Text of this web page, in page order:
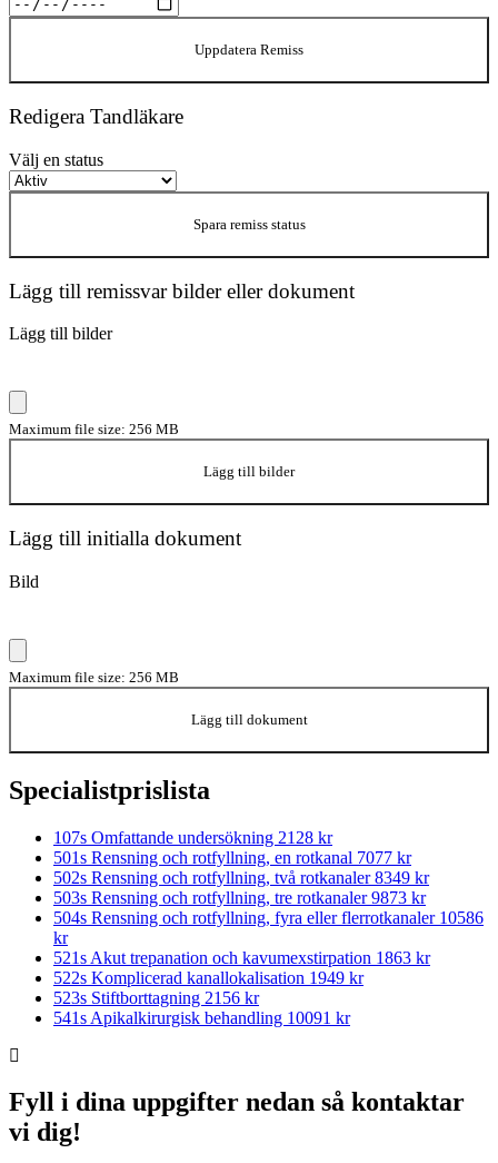
Uppdatera Remiss
Redigera Tandläkare
Välj en status
Spara remiss status
Lägg till remissvar bilder eller dokument
Lägg till bilder
Maximum file size: 256 MB
Lägg till bilder
Lägg till initialla dokument
Bild
Maximum file size: 256 MB
Lägg till dokument
Specialistprislista
107s Omfattande undersökning 2128 kr
501s Rensning och rotfyllning, en rotkanal 7077 kr
502s Rensning och rotfyllning, två rotkanaler8349 kr
503s Rensning och rotfyllning, tre rotkanaler9873 kr
504s Rensning och rotfyllning, fyra eller flerrotkanaler 10586
kr
521s Akut trepanation och kavumexstirpation 1863 kr
522s Komplicerad kanallokalisation 1949 kr
523s Stiftborttagning 2156 kr
541s Apikalkirurgisk behandling 10091 kr
Fyll i dina uppgifter nedan så kontaktar
vi dig!